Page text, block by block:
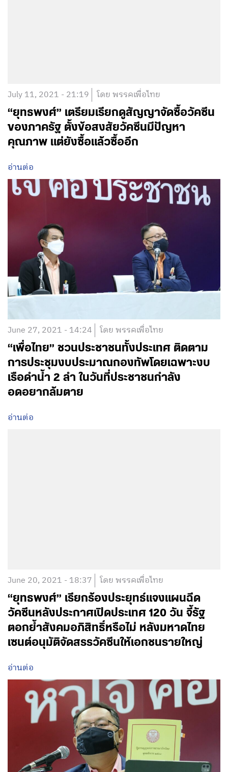
July 11, 2021 - 21:19 โดย พรรคเพื่อไทย
“ยุทธพงศ์” เตรียมเรียกดูสัญญาจัดซื้อวัคซีน
ของภาครัฐ ตั้งข้อสงสัยวัคซีนมีปัญหา
คุณภาพ แต่ยังซื้อแล้วซื้ออีก
อ่านต่อ
June 27, 2021 - 14:24 โดย พรรคเพื่อไทย
“เพื่อไทย” ชวนประชาชนทั้งประเทศ ติดตาม
การประชุมงบประมาณกองทัพโดยเฉพาะงบ
เรือดำน้ำ 2 ลำ ในวันที่ประชาชนกำลัง
อดอยากล้มตาย
อ่านต่อ
June 20, 2021 - 18:37 โดย พรรคเพื่อไทย
“ยุทธพงศ์” เรียกร้องประยุทธ์แจงแผนฉีด
วัคซีนหลังประกาศเปิดประเทศ 120 วัน จี้รัฐ
ตอกย้ำสังคมอภิสิทธิ์หรือไม่ หลังมหาดไทย
เซนต์อนุมัติจัดสรรวัคซีนให้เอกชนรายใหญ่
อ่านต่อ